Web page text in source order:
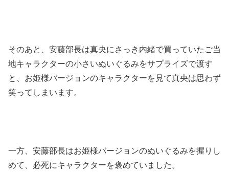
そのあと、安藤部長は真央にさっき内緒で買っていたご当
地キャラクターの小さいぬいぐるみをサプライズで渡す
と、お姫様バージョンのキャラクターを見て真央は思わず
笑ってしまいます。
一方、安藤部長はお姫様バージョンのぬいぐるみを握りし
めて、必死にキャラクターを褒めていました。